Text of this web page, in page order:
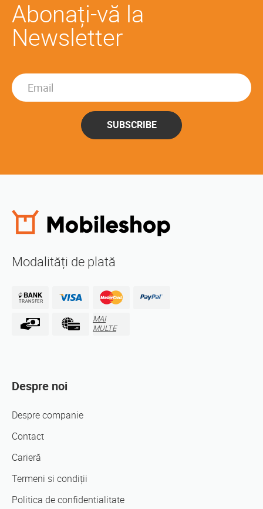
Abonați-vă la
Newsletter
SUBSCRIBE
Modalități de plată
MAI
MULTE
Despre noi
Despre companie
Contact
Carieră
Termeni si condiții
Politica de confidentialitate